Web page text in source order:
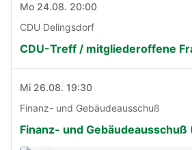
Mo 24.08. 20:00
CDU Delingsdorf
CDU-Treff / mitgliederoffene
Mi 26.08. 19:30
Finanz- und Gebäudeausschuß
Finanz- und Gebäudeausschuß